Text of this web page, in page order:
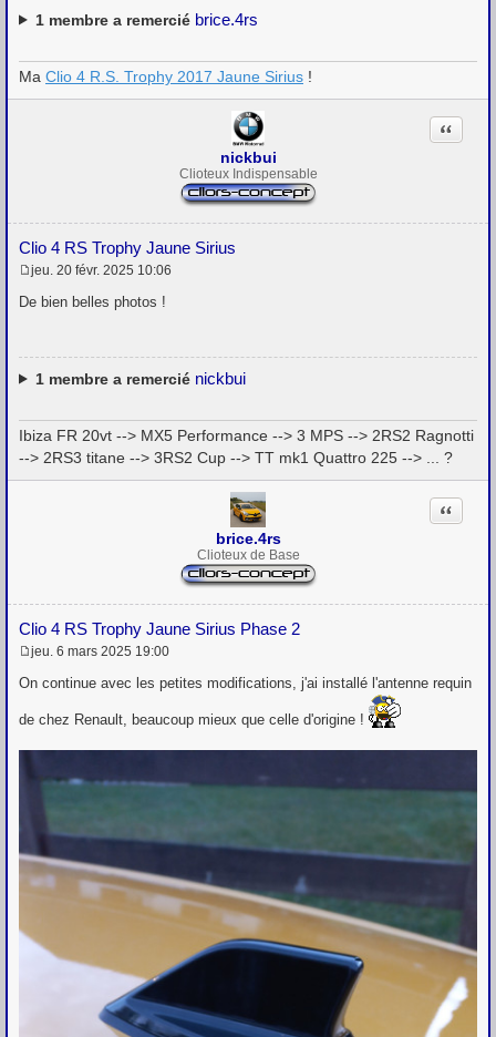
1membre a remercié brice.4rs
Ma Clio 4 R.S. Trophy 2017 Jaune Sirius !
nickbui
Clioteux Indispensable
Clio 4 RS Trophy Jaune Sirius
Citation
e
g
e
jeu. 20 févr. 2025 10:06
De bien belles photos !
1membre a remercié nickbui
Ibiza FR 20vt --> MX5 Performance --> 3 MPS --> 2RS2 Ragnotti
--> 2RS3 titane --> 3RS2 Cup --> TT mk1 Quattro 225 --> ... ?
brice.4rs
Clioteux de Base
Clio 4 RS Trophy Jaune Sirius Phase 2
Citation
e
a
jeu. 6 mars 2025 19:00
On continue avec les petites modifications, j'ai installé l'antenne requin
de chez Renault, beaucoup mieux que celle d'origine !